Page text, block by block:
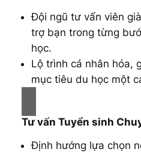
Đội ngũ tư vấn viên
trợ bạn trong từng
học.
Lộ trình cá nhân hóa,
mục tiêu du học một
Tư vấn Tuyển sinh
Định hướng lựa chọn